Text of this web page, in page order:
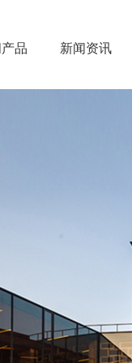
品 新闻资讯